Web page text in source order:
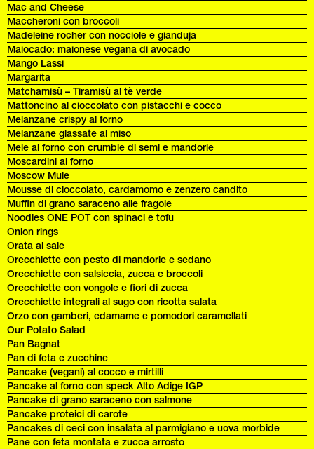
Mac and Cheese
Maccheroni con broccoli
Madeleine rocher con nocciole e gianduja
Maiocado: maionese vegana di avocado
Mango Lassi
Margarita
Matchamisù – Tiramisù al tè verde
Mattoncino al cioccolato con pistacchi e cocco
Melanzane crispy al forno
Melanzane glassate al miso
Mele al forno con crumble di semi e mandorle
Moscardini al forno
Moscow Mule
Mousse di cioccolato, cardamomo e zenzero candito
Muffin di grano saraceno alle fragole
Noodles ONE POT con spinaci e tofu
Onion rings
Orata al sale
Orecchiette con pesto di mandorle e sedano
Orecchiette con salsiccia, zucca e broccoli
Orecchiette con vongole e fiori di zucca
Orecchiette integrali al sugo con ricotta salata
Orzo con gamberi, edamame e pomodori caramellati
Our Potato Salad
Pan Bagnat
Pan di feta e zucchine
Pancake (vegani) al cocco e mirtilli
Pancake al forno con speck Alto Adige IGP
Pancake di grano saraceno con salmone
Pancake proteici di carote
Pancakes di ceci con insalata al parmigiano e uova morbide
Pane con feta montata e zucca arrosto